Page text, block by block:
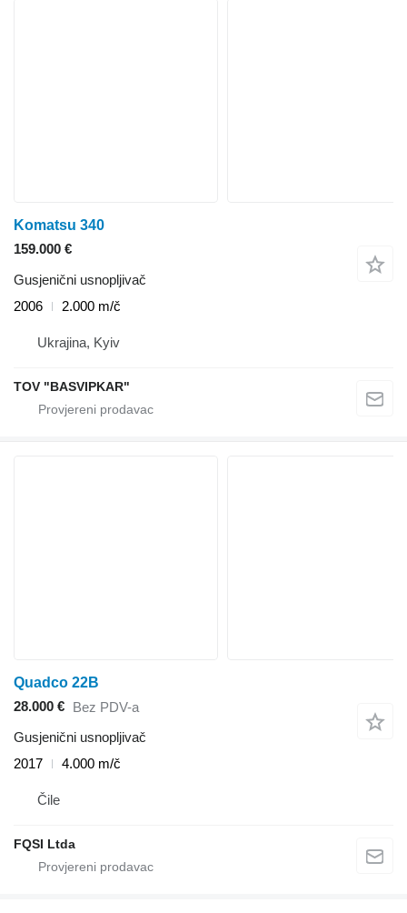
Komatsu 340
159.000 €
Gusjenični usnopljivač
2006
2.000 m/č
Ukrajina, Kyiv
TOV "BASVIPKAR"
Quadco 22B
28.000 € Bez PDV-a
Gusjenični usnopljivač
2017
4.000 m/č
Čile
FQSI Ltda